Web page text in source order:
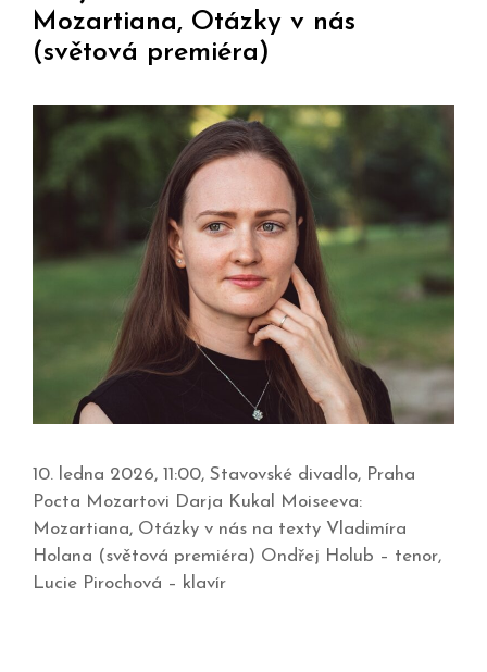
Mozartiana, Otázky v nás
(světová premiéra)
10. ledna 2026, 11:00, Stavovské divadlo, Praha
Pocta Mozartovi Darja Kukal Moiseeva:
Mozartiana, Otázky v nás na texty Vladimíra
Holana (světová premiéra) Ondřej Holub – tenor,
Lucie Pirochová – klavír